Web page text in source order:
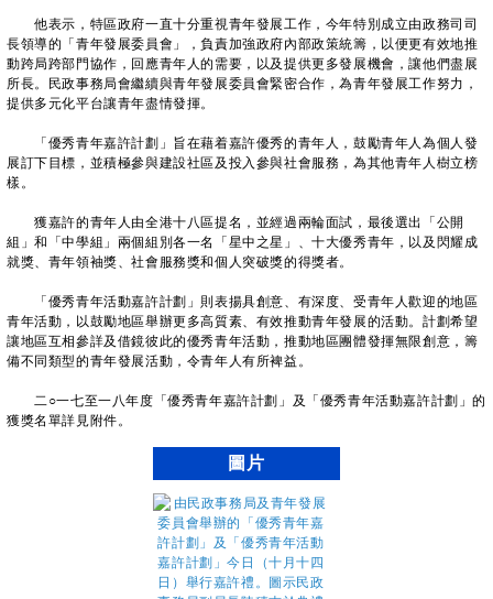
他表示，特區政府一直十分重視青年發展工作，今年特別成立由政務司司
長領導的「青年發展委員會」，負責加強政府內部政策統籌，以便更有效地推
動跨局跨部門協作，回應青年人的需要，以及提供更多發展機會，讓他們盡展
所長。民政事務局會繼續與青年發展委員會緊密合作，為青年發展工作努力，
提供多元化平台讓青年盡情發揮。
「優秀青年嘉許計劃」旨在藉着嘉許優秀的青年人，鼓勵青年人為個人發
展訂下目標，並積極參與建設社區及投入參與社會服務，為其他青年人樹立榜
樣。
獲嘉許的青年人由全港十八區提名，並經過兩輪面試，最後選出「公開
組」和「中學組」兩個組別各一名「星中之星」、十大優秀青年，以及閃耀成
就獎、青年領袖獎、社會服務獎和個人突破獎的得獎者。
「優秀青年活動嘉許計劃」則表揚具創意、有深度、受青年人歡迎的地區
青年活動，以鼓勵地區舉辦更多高質素、有效推動青年發展的活動。計劃希望
讓地區互相參詳及借鏡彼此的優秀青年活動，推動地區團體發揮無限創意，籌
備不同類型的青年發展活動，令青年人有所裨益。
二○一七至一八年度「優秀青年嘉許計劃」及「優秀青年活動嘉許計劃」的
獲獎名單詳見附件。
圖片